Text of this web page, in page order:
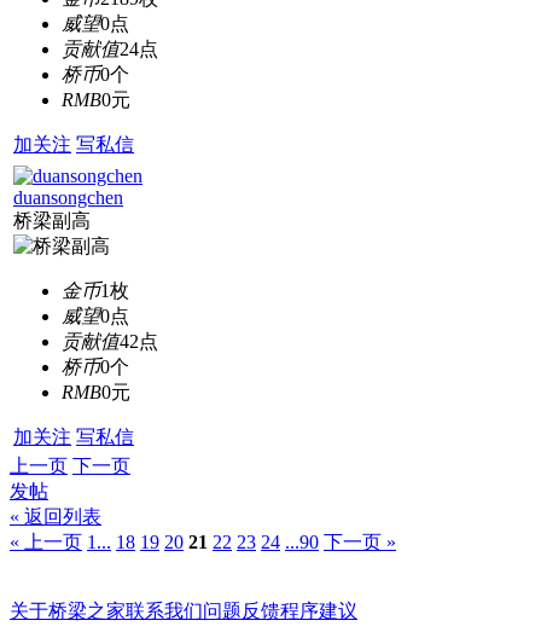
威望0点
贡献值24点
桥币0个
RMB0元
加关注 写私信
duansongchen
桥梁副高
金币1枚
威望0点
贡献值42点
桥币0个
RMB0元
加关注 写私信
上一页 下一页
发帖
« 返回列表
« 上一页 1... 18 19 20 21 22 23 24 ...90 下一页 »
关于桥梁之家联系我们问题反馈程序建议